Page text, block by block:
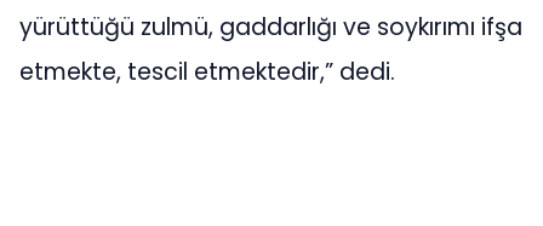
yürüttüğü zulmü, gaddarlığı ve soykırımı ifşa
etmekte, tescil etmektedir,” dedi.